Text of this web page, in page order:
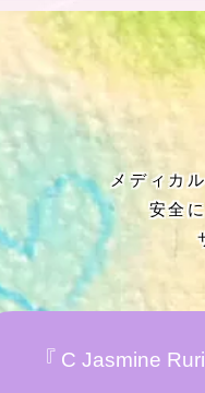
お知らせ
公式ウェブ
Cジャスミン
ク集
プロフィール
アロマハーブ
おすすめ商品
メディカ
安全
『 C Jasmine